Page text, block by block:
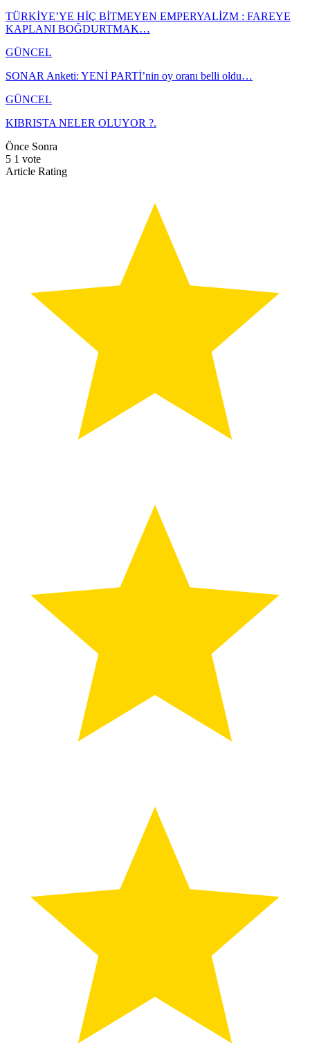
TÜRKİYE’YE HİÇ BİTMEYEN EMPERYALİZM : FAREYE
KAPLANI BOĞDURTMAK…
GÜNCEL
SONAR Anketi: YENİ PARTİ’nin oy oranı belli oldu…
GÜNCEL
KIBRISTA NELER OLUYOR ?.
Önce Sonra
5 1 vote
Article Rating